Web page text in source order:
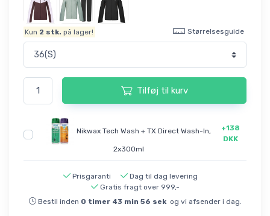
Kun 2 stk. på lager! Størrelsesguide
Tilføj til kurv
Nikwax Tech Wash + TX Direct Wash-In,
2x300ml
+138
DKK
Prisgaranti
Dag til dag levering
Gratis fragt over 999,-
Bestil inden 0 timer 43 min 56 sekog vi afsender i dag.